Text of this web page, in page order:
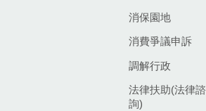
消保園地
消費爭議申訴
調解行政
法律扶助(法律諮
詢)